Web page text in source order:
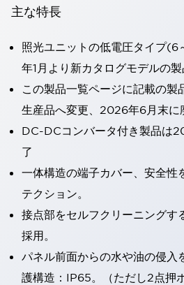
主な特長
照光ユニットの低電圧タイプ
年1月より新カタログモデルの
この製品一覧ページに記載の
生産品へ変更、2026年6月末に
DC-DCコンバータ付き製品は
了
一体構造の端子カバー、安全性
テクション。
接点部をセルフクリーニングす
採用。
パネル前面からの水や油の侵入
護構造：IP65。（ただし2点押